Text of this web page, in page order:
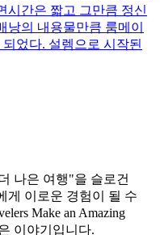
시간은 짧고 그만큼 정신
낭의 내용물만큼 룸메이
었다. 설렘으로 시작된
나은 여행"을 슬로건
게 이로운 경험이 될 수
Make an Amazing
이야기입니다.